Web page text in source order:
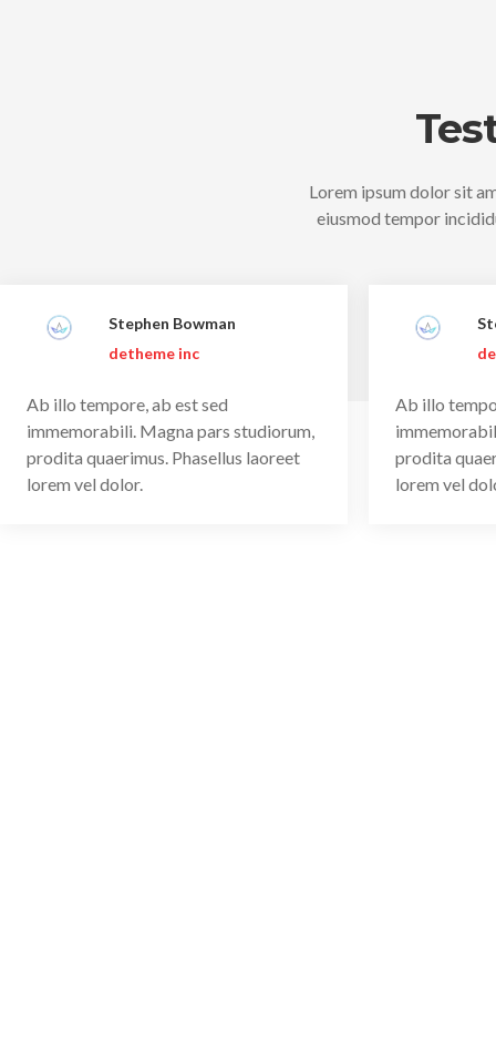
Lorem ipsum dolor sit
eiusmod tempor
Stephen Bowman
detheme inc
Ab illo tempore, ab est sed
immemorabili. Magna pars studiorum,
prodita quaerimus. Phasellus laoreet
lorem vel dolor.
Ab illo
prodita
lorem vel